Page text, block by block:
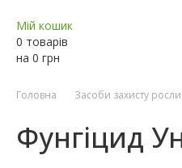
Мій кошик
0 товарів
на 0 грн
Головна Засоби захисту
Фунгіцид